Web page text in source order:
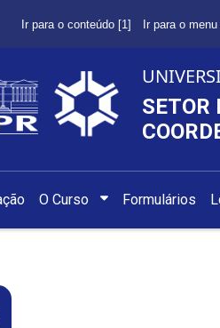
Ir para o conteúdo [1] Ir para o menu
SETOR
O Curso Formulários